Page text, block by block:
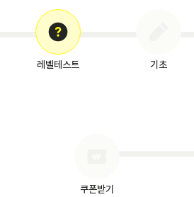
레벨테스트 기초
쿠폰받기